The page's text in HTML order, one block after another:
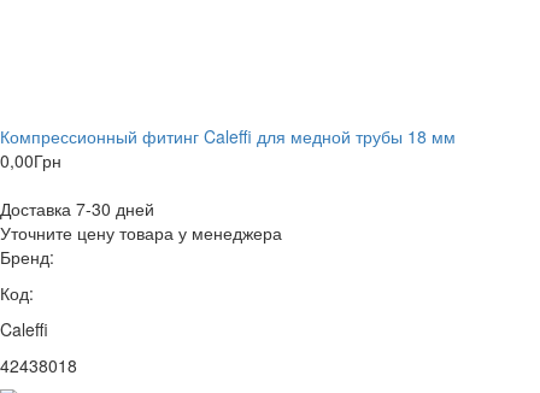
Компрессионный фитинг Caleffi для медной трубы 18 мм
0,00Грн
Доставка 7-30 дней
Уточните цену товара у менеджера
Бренд:
Код:
Caleffi
42438018